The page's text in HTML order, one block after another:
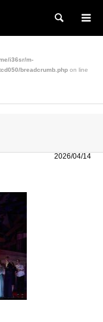
検索
i36sr/m-
breadcrumb.php on line
2026/04/14